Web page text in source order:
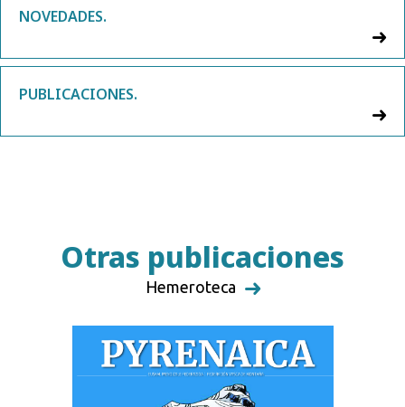
NOVEDADES.
PUBLICACIONES.
Otras publicaciones
Hemeroteca